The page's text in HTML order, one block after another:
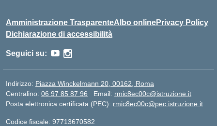
Amministrazione TrasparenteAlbo onlinePrivacy Policy
Dichiarazione di accessibilità
Seguici su:
Indirizzo: Piazza Winckelmann 20, 00162, Roma
Centralino: 06 97 85 87 96 Email: rmic8ec00c@istruzione.it
Posta elettronica certificata (PEC): rmic8ec00c@pec.istruzione.it
Codice fiscale: 97713670582